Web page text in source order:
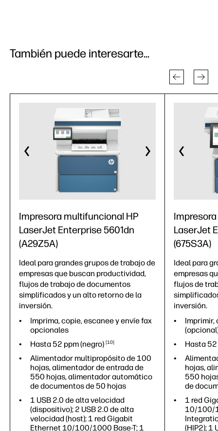
También puede interesarte...
Impresora multifuncional HP
LaserJet Enterprise 5601dn
(A29Z5A)
Ideal para grandes grupos de trabajo de
empresas que buscan productividad,
flujos de trabajo de documentos
simplificados y un alto retorno de la
inversión.
Imprima, copie, escanee y envíe fax
opcionales
Hasta 52 ppm(negro) 10
Alimentador multipropósito de 100
hojas, alimentador de entrada de
550 hojas, alimentador automático
de documentos de 50 hojas
1 USB 2.0 de alta velocidad
(dispositivo); 2 USB 2.0 de alta
velocidad (host); 1 red Gigabit
Ethernet 10/100/1000 Base-T; 1
LaserJet
(675S3A)
Ideal para
empresas
flujos de
inversión.
Imprimir,
Hasta
hojas,
550
de
1 red
10/100/
(HIP2); 1